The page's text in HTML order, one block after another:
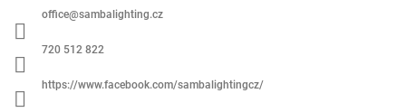
office@sambalighting.cz
720 512 822
https://www.facebook.com/sambalightingcz/